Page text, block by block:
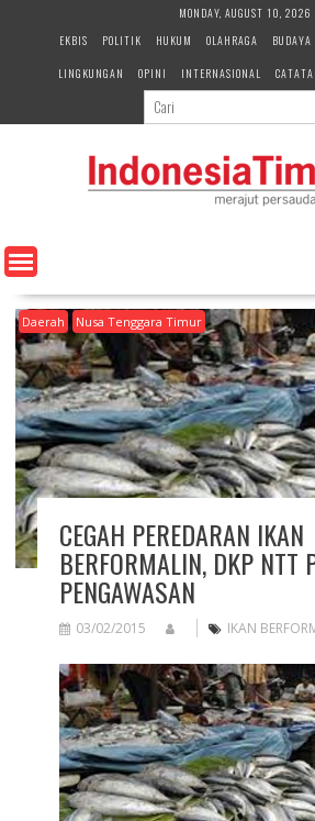
e
n
MONDAY, AUGUST 10, 2026
EKBIS
POLITIK HUKUM OLAHRAGA BUDAYA
LINGKUNGAN
OPINI INTERNASIONAL
Daerah Nusa Tenggara Timur
CEGAH PEREDARAN IKAN
BERFORMALIN, DKP NTT
PENGAWASAN
03/02/2015 IKAN